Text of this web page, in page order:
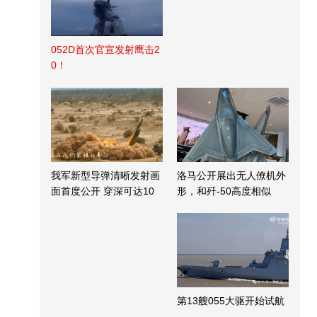
052D首次官宣发射鹰击2
0！
我军新型导弹清晰发射画
面首度公开 穿深可达10
洛马公开展出无人僚机外
形，和歼-50高度相似
第13艘055大驱开始试航